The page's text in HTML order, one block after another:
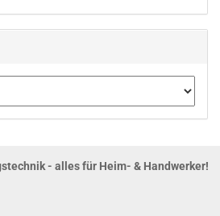
- alles für Heim- & Handwerker!